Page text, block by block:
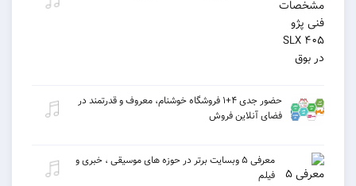
حضور جدی ۴+۱ فروشگاه خوشنام، معروف و قدرتمند در
فضای آنلاین فروش
معرفی ۵ وبسایت برتر در حوزه های موسیقی ، خبری و
فیلم